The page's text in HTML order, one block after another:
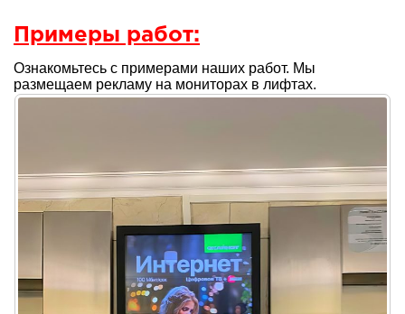
Примеры работ:
Ознакомьтесь с примерами наших работ. Мы
размещаем рекламу на мониторах в лифтах.